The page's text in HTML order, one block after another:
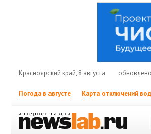
Красноярский край, 8 августа
Погода в августе Карта отключений